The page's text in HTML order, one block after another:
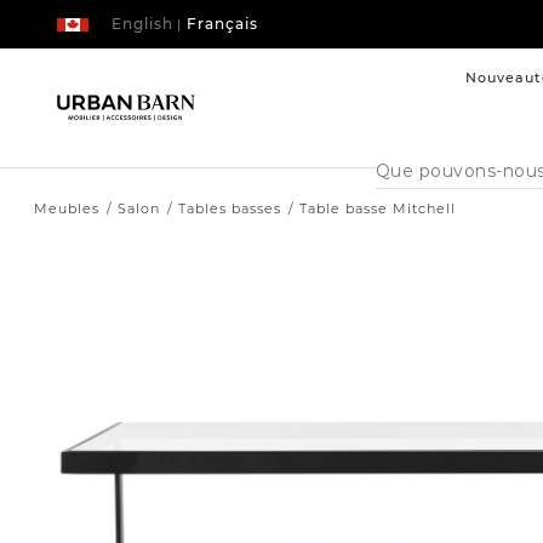
| Français
English
Cataloque
de
Meubles Salon Tables basses Table basse Mitchell